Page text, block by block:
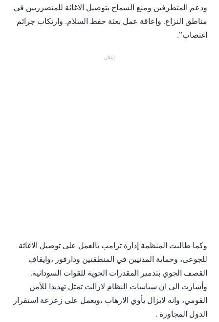
ودعم المتطرفين ومنع السماح بتوصيل الاغاثة للمتضرريين في
مناطق النزاع. وإعاقة عمل بعثة حفظ السلام. وارتكاب جرائم
اغتصاب”.
إعلان
وكما طالبت المنظمة إدارة ترامب بالعمل على توصيل الاغاثة
للجوعى، وحماية المدنيين في المنطقتين ودارفور ،وايقاف
القصف الجوي بتدمير المقدرات الجوية للقوات السودانية.
وأشارت الى ان سياسات النظام لازالت تمثل تهديدا للأمن
القومي، وانه لايزال يأوي الارهاب ،ويعمل على زعزعة استقرار
الدول المجاورة .